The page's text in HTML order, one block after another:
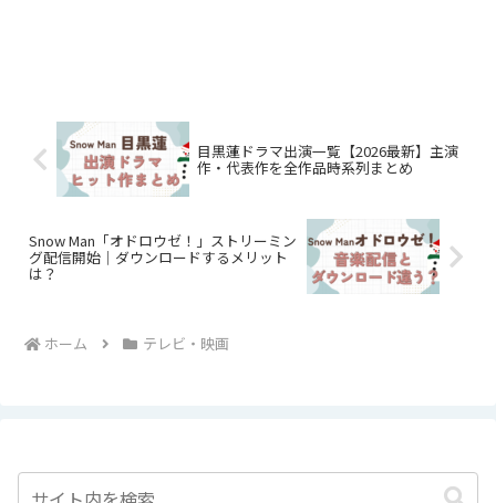
目黒蓮ドラマ出演一覧【2026最新】主演
作・代表作を全作品時系列まとめ
Snow Man「オドロウゼ！」ストリーミン
グ配信開始｜ダウンロードするメリット
は？
ホーム テレビ・映画